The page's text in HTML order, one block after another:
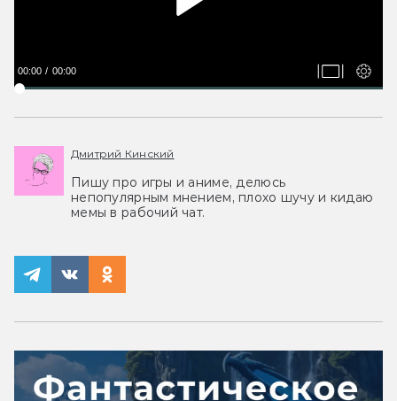
00:00 00:00
Дмитрий Кинский
Пишу про игры и аниме, делюсь
непопулярным мнением, плохо шучу и кидаю
мемы в рабочий чат.